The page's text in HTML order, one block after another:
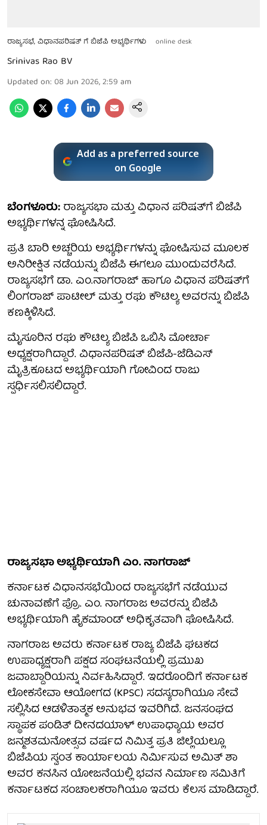
ರಾಜ್ಯಸಭೆ, ವಿಧಾನಪರಿಷತ್ ಗೆ ಬಿಜೆಪಿ ಅಭ್ಯರ್ಥಿಗಳು online desk
Srinivas Rao BV
Updated on: 08 Jun 2026, 2:59 am
Add as a preferred source
on Google
ಬೆಂಗಳೂರು:ರಾಜ್ಯಸಭಾ ಮತ್ತು ವಿಧಾನ ಪರಿಷತ್‌ಗೆ ಬಿಜೆಪಿ
ಅಭ್ಯರ್ಥಿಗಳನ್ನ ಘೋಷಿಸಿದೆ.
ಪ್ರತಿ ಬಾರಿ ಅಚ್ಚರಿಯ ಅಭ್ಯರ್ಥಿಗಳನ್ನು ಘೋಷಿಸುವ ಮೂಲಕ
ಅನಿರೀಕ್ಷಿತ ನಡೆಯನ್ನು ಬಿಜೆಪಿ ಈಗಲೂ ಮುಂದುವರೆಸಿದೆ.
ರಾಜ್ಯಸಭೆಗೆ ಡಾ. ಎಂ.ನಾಗರಾಜ್ ಹಾಗೂ ವಿಧಾನ ಪರಿಷತ್‌ಗೆ
ಲಿಂಗರಾಜ್ ಪಾಟೀಲ್ ಮತ್ತು ರಘು ಕೌಟಿಲ್ಯ ಅವರನ್ನು ಬಿಜೆಪಿ
ಕಣಕ್ಕಿಳಿಸಿದೆ.
ಮೈಸೂರಿನ ರಘು ಕೌಟಿಲ್ಯ ಬಿಜೆಪಿ ಒಬಿಸಿ ಮೋರ್ಚಾ
ಅಧ್ಯಕ್ಷರಾಗಿದ್ದಾರೆ. ವಿಧಾನಪರಿಷತ್ ಬಿಜೆಪಿ-ಜೆಡಿಎಸ್
ಮೈತ್ರಿಕೂಟದ ಅಭ್ಯರ್ಥಿಯಾಗಿ ಗೋವಿಂದ ರಾಜು
ಸ್ಪರ್ಧಿಸಲಿಸಲಿದ್ದಾರೆ.
ರಾಜ್ಯಸಭಾ ಅಭ್ಯರ್ಥಿಯಾಗಿ ಎಂ. ನಾಗರಾಜ್
ಕರ್ನಾಟಕ ವಿಧಾನಸಭೆಯಿಂದ ರಾಜ್ಯಸಭೆಗೆ ನಡೆಯುವ
ಚುನಾವಣೆಗೆ ಪ್ರೊ. ಎಂ. ನಾಗರಾಜ ಅವರನ್ನು ಬಿಜೆಪಿ
ಅಭ್ಯರ್ಥಿಯಾಗಿ ಹೈಕಮಾಂಡ್ ಅಧಿಕೃತವಾಗಿ ಘೋಷಿಸಿದೆ.
ನಾಗರಾಜ ಅವರು ಕರ್ನಾಟಕ ರಾಜ್ಯ ಬಿಜೆಪಿ ಘಟಕದ
ಉಪಾಧ್ಯಕ್ಷರಾಗಿ ಪಕ್ಷದ ಸಂಘಟನೆಯಲ್ಲಿ ಪ್ರಮುಖ
ಜವಾಬ್ದಾರಿಯನ್ನು ನಿರ್ವಹಿಸಿದ್ದಾರೆ. ಇದರೊಂದಿಗೆ ಕರ್ನಾಟಕ
ಲೋಕಸೇವಾ ಆಯೋಗದ (KPSC) ಸದಸ್ಯರಾಗಿಯೂ ಸೇವೆ
ಸಲ್ಲಿಸಿದ ಆಡಳಿತಾತ್ಮಕ ಅನುಭವ ಇವರಿಗಿದೆ. ಜನಸಂಘದ
ಸ್ಥಾಪಕ‌ ಪಂಡಿತ್ ದೀನದಯಾಳ್ ಉಪಾಧ್ಯಾಯ ಅವರ
ಜನ್ಮಶತಮನೋತ್ಸವ ವರ್ಷದ ನಿಮಿತ್ತ ಪ್ರತಿ ಜಿಲ್ಲೆಯಲ್ಲೂ
ಬಿಜೆಪಿಯ ಸ್ವಂತ ಕಾರ್ಯಾಲಯ ನಿರ್ಮಿಸುವ ಅಮಿತ್ ಶಾ
ಅವರ ಕನಸಿನ ಯೋಜನೆಯಲ್ಲಿ ಭವನ ನಿರ್ಮಾಣ ಸಮಿತಿಗೆ
ಕರ್ನಾಟಕದ ಸಂಚಾಲಕರಾಗಿಯೂ ಇವರು ಕೆಲಸ ಮಾಡಿದ್ದಾರೆ.